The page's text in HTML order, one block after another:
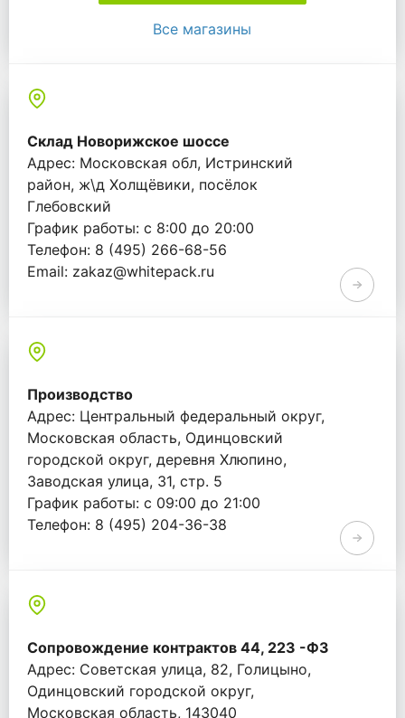
Все магазины
Склад Новорижское шоссе
Адрес: Московская обл, Истринский
район, ж\д Холщёвики, посёлок
Глебовский
График работы: с 8:00 до 20:00
Телефон: 8 (495) 266-68-56
Email: zakaz@whitepack.ru
Производство
Адрес: Центральный федеральный округ,
Московская область, Одинцовский
городской округ, деревня Хлюпино,
Заводская улица, 31, стр. 5
График работы: с 09:00 до 21:00
Телефон: 8 (495) 204-36-38
Сопровождение контрактов 44, 223 -ФЗ
Адрес: Советская улица, 82, Голицыно,
Одинцовский городской округ,
Московская область, 143040